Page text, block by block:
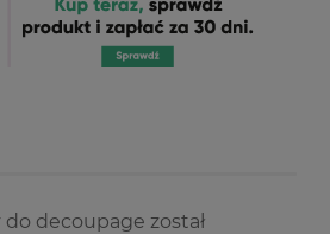
decoupage został